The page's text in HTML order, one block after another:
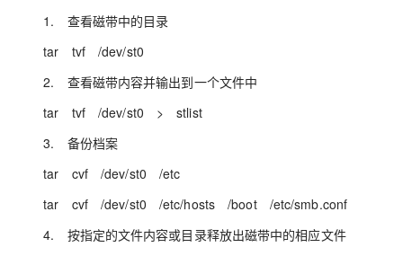
1. 查看磁带中的目录
tar tvf /dev/st0
2. 查看磁带内容并输出到一个文件中
tar tvf /dev/st0 > stlist
3. 备份档案
tar cvf /dev/st0 /etc
tar cvf /dev/st0 /etc/hosts /boot /etc/smb.conf
4. 按指定的文件内容或目录释放出磁带中的相应文件